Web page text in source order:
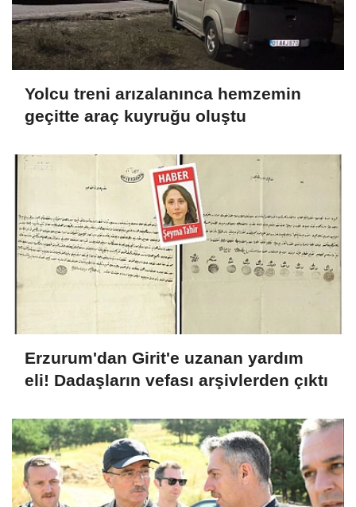
Yolcu treni arızalanınca hemzemin
geçitte araç kuyruğu oluştu
Erzurum'dan Girit'e uzanan yardım
eli! Dadaşların vefası arşivlerden çıktı